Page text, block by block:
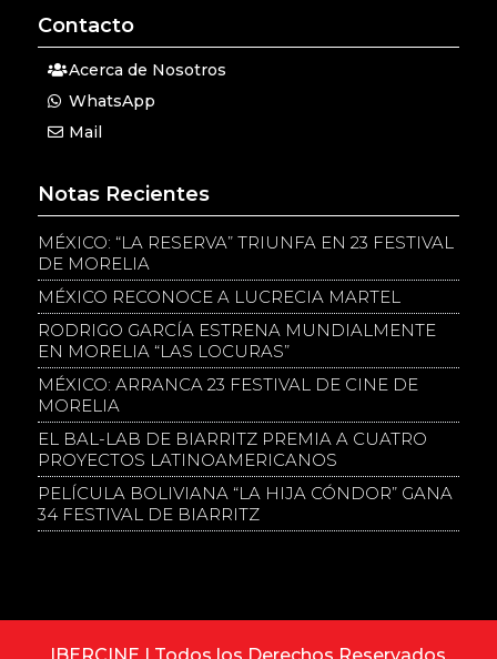
Contacto
Acerca de Nosotros
WhatsApp
Mail
Notas Recientes
MÉXICO: “LA RESERVA” TRIUNFA EN 23 FESTIVAL
DE MORELIA
MÉXICO RECONOCE A LUCRECIA MARTEL
RODRIGO GARCÍA ESTRENA MUNDIALMENTE
EN MORELIA “LAS LOCURAS”
MÉXICO: ARRANCA 23 FESTIVAL DE CINE DE
MORELIA
EL BAL-LAB DE BIARRITZ PREMIA A CUATRO
PROYECTOS LATINOAMERICANOS
PELÍCULA BOLIVIANA “LA HIJA CÓNDOR” GANA
34 FESTIVAL DE BIARRITZ
IBERCINE | Todos los Derechos Reservados